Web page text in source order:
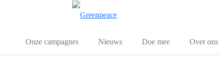
Onze campagnes Nieuws Doe mee Over ons